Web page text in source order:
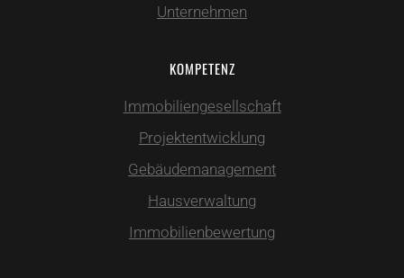
Unternehmen
KOMPETENZ
Immobiliengesellschaft
Projektentwicklung
Gebäudemanagement
Hausverwaltung
Immobilienbewertung